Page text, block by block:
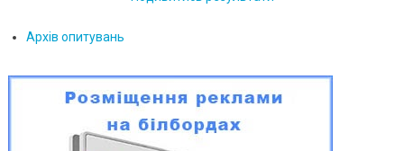
Архів опитувань